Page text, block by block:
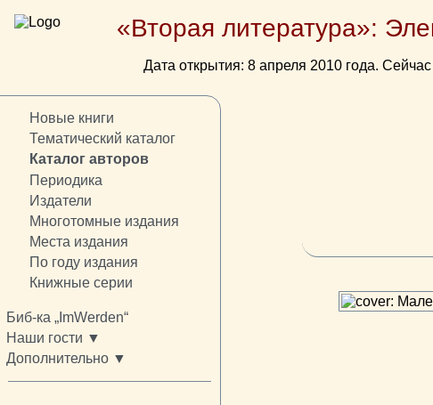
«Вторая литература»:
Дата открытия: 8 апреля 2010 года.
Новые книги
Тематический каталог
Каталог авторов
Периодика
Издатели
Многотомные издания
Места издания
По году издания
Книжные серии
Биб-ка „ImWerden“
Наши гости ▼
Дополнительно ▼